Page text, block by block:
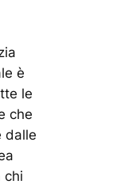
è
le
che
dalle
chi